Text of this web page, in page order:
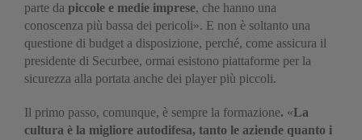
parte da piccole e medie imprese, che hanno una
conoscenza più bassa dei pericoli». E non è soltanto una
questione di budget a disposizione, perché, come assicura il
presidente di Securbee, ormai esistono piattaforme per la
sicurezza alla portata anche dei player più piccoli.
Il primo passo, comunque, è sempre la formazione. «La
cultura è la migliore autodifesa, tanto le aziende quanto i